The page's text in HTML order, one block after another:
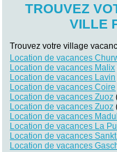
TROUVEZ
VILLE
Trouvez votre village
Location de vacances
Location de vacances Malix
Location de vacances Lavin
Location de vacances Coire
Location de vacances Zuoz
Location de vacances Zuoz
Location de vacances
Location de vacances La
Location de vacances
Location de vacances